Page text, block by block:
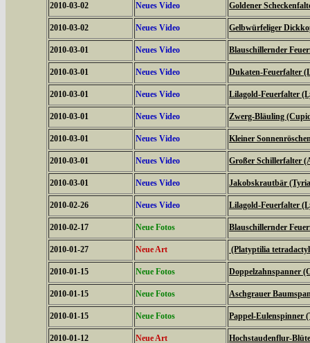
2010-03-02 Neues Video Goldener
2010-03-02 Neues Video Gelbwürfeliger
2010-03-01 Neues Video Blauschillernder
2010-03-01 Neues Video Dukaten-Feuerfalter
2010-03-01 Neues Video Lilagold-Feuerfalter
2010-03-01 Neues Video Zwerg-Bläuling
2010-03-01 Neues Video Kleiner
2010-03-01 Neues Video Großer Schillerfalter
2010-03-01 Neues Video Jakobskrautbär (Tyria
2010-02-26 Neues Video Lilagold-Feuerfalter
2010-02-17 Neue Fotos Blauschillernder
2010-01-27 Neue Art (Platyptilia
2010-01-15 Neue Fotos Doppelzahnspanner
2010-01-15 Neue Fotos Aschgrauer
2010-01-15 Neue Fotos Pappel-Eulenspinner
2010-01-12 Neue Art Hochstaudenflur-